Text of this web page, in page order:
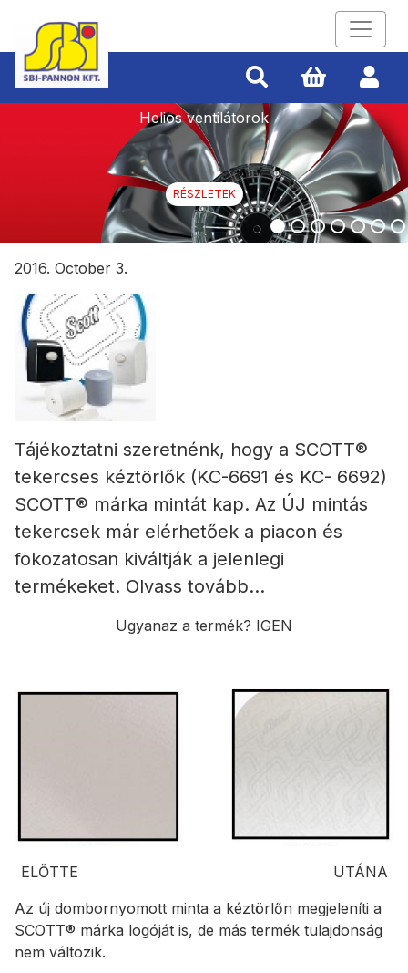
Helios ventilátorok
RÉSZLETEK
2016. October 3.
Tájékoztatni szeretnénk, hogy a SCOTT®
tekercses kéztörlők (KC-6691 és KC- 6692)
SCOTT® márka mintát kap. Az ÚJ mintás
tekercsek már elérhetőek a piacon és
fokozatosan kiváltják a jelenlegi
termékeket. Olvass tovább...
Ugyanaz a termék? IGEN
ELŐTTE UTÁNA
Az új dombornyomott minta a kéztörlőn megjeleníti a
SCOTT® márka logóját is, de más termék tulajdonság
nem változik.